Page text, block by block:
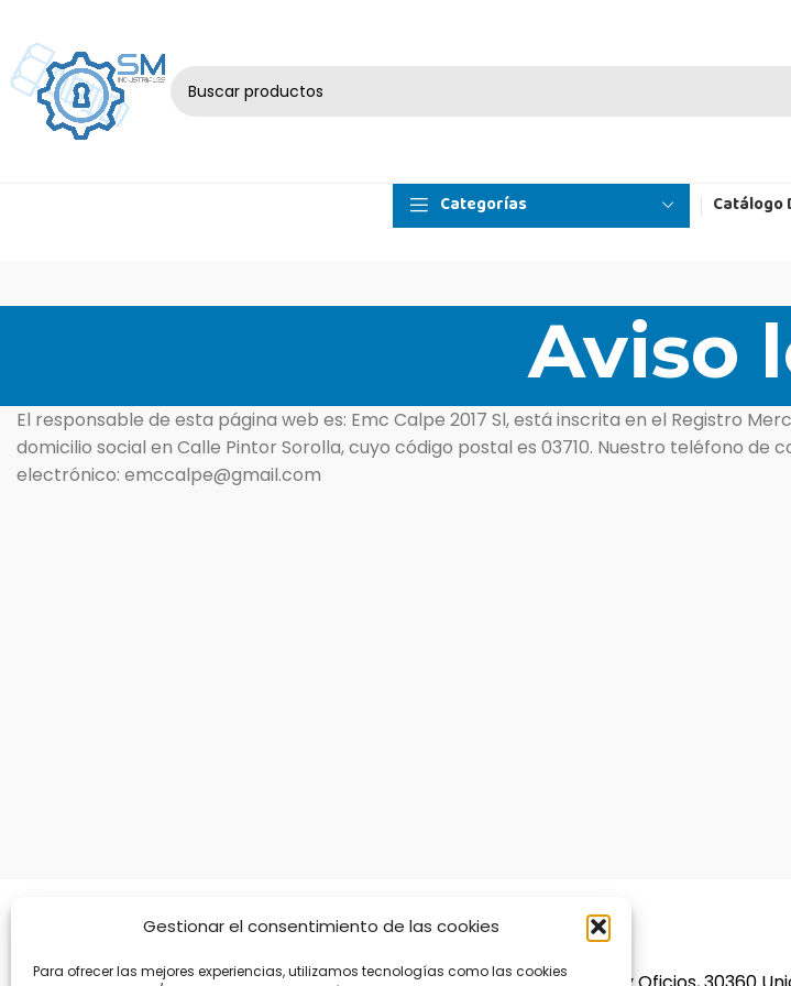
Gestionar el consentimiento de las cookies
Para ofrecer las mejores experiencias, utilizamos tecnologías como las cookies
Categorías Catálogo
Aviso
El responsable de esta página web es: Emc Calpe 2017 Sl, está inscrita en el Registro
domicilio social en Calle Pintor Sorolla, cuyo código postal es 03710. Nuestro teléfono de
electrónico: emccalpe@gmail.com
Contacto